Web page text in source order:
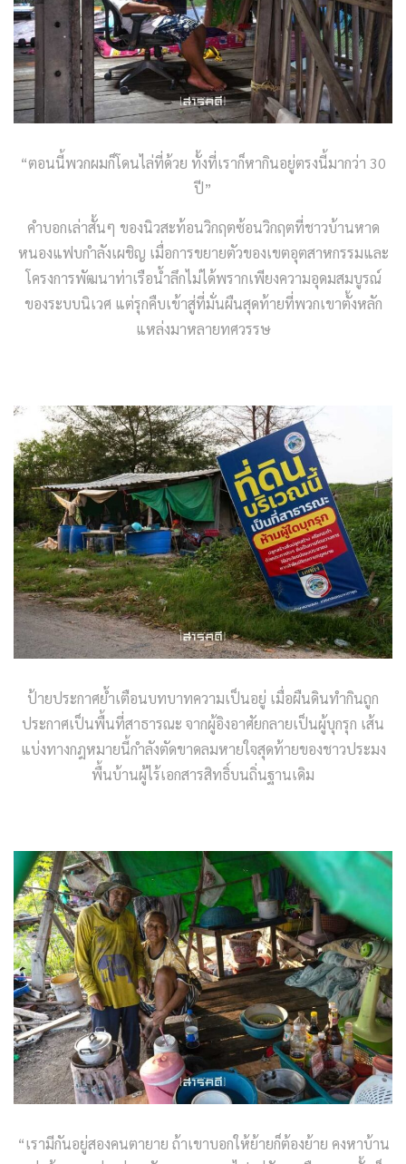
“ตอนนี้พวกผมก็โดนไล่ที่ด้วย ทั้งที่เราก็หากินอยู่ตรงนี้มากว่า 30
ปี”
คำบอกเล่าสั้นๆ ของนิวสะท้อนวิกฤตซ้อนวิกฤตที่ชาวบ้านหาด
หนองแฟบกำลังเผชิญ เมื่อการขยายตัวของเขตอุตสาหกรรมและ
โครงการพัฒนาท่าเรือน้ำลึกไม่ได้พรากเพียงความอุดมสมบูรณ์
ของระบบนิเวศ แต่รุกคืบเข้าสู่ที่มั่นผืนสุดท้ายที่พวกเขาตั้งหลัก
แหล่งมาหลายทศวรรษ
ป้ายประกาศย้ำเตือนบทบาทความเป็นอยู่ เมื่อผืนดินทำกินถูก
ประกาศเป็นพื้นที่สาธารณะ จากผู้อิงอาศัยกลายเป็นผู้บุกรุก เส้น
แบ่งทางกฎหมายนี้กำลังตัดขาดลมหายใจสุดท้ายของชาวประมง
พื้นบ้านผู้ไร้เอกสารสิทธิ์บนถิ่นฐานเดิม
“เรามีกันอยู่สองคนตายาย ถ้าเขาบอกให้ย้ายก็ต้องย้าย คงหาบ้าน